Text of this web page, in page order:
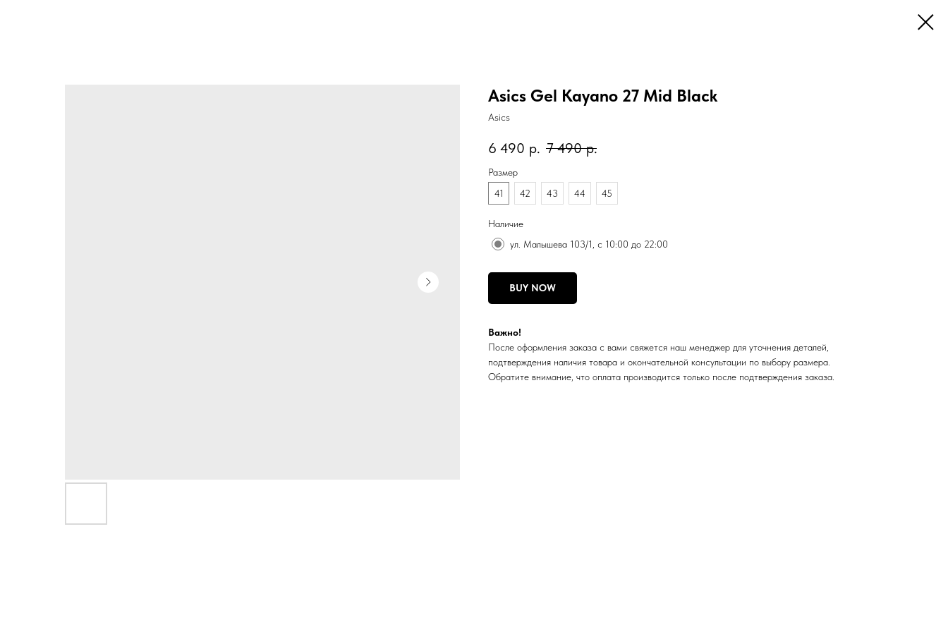
Asics Gel Kayano 27 Mid Black
Asics
6 490 р. 7 490 р.
Размер
41
42 43 44 45
Наличие
ул. Малышева 103/1, с 10:00 до 22:00
BUY NOW
Важно!
После оформления заказа с вами свяжется наш менеджер для уточнения деталей,
подтверждения наличия товара и окончательной консультации по выбору размера.
Обратите внимание, что оплата производится только после подтверждения заказа.